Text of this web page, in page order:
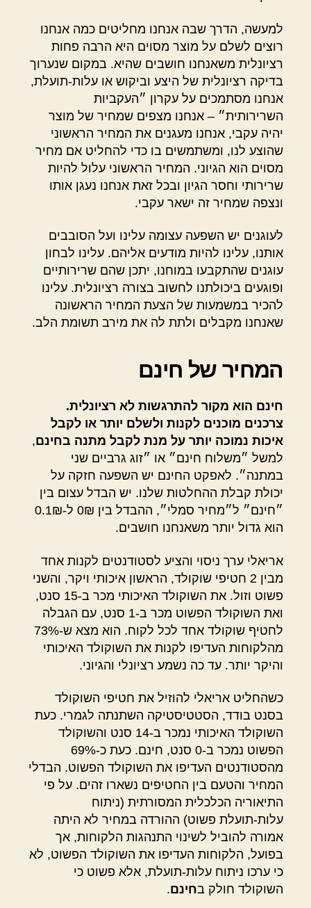
למעשה, הדרך שבה אנחנו מחליטים כמה אנחנו
רוצים לשלם על מוצר מסוים היא הרבה פחות
רציונלית משאנחנו חושבים שהיא. במקום שנערוך
בדיקה רציונלית של היצע וביקוש או עלות-תועלת,
אנחנו מסתמכים על עקרון ״העקביות
השרירותית״ – אנחנו מצפים שמחיר של מוצר
יהיה עקבי, אנחנו מעגנים את המחיר הראשוני
שהוצע לנו, ומשתמשים בו כדי להחליט אם מחיר
מסוים הוא הגיוני. המחיר הראשוני עלול להיות
שרירותי וחסר הגיון ובכל זאת אנחנו נעגן אותו
ונצפה שמחיר זה ישאר עקבי.
לעוגנים יש השפעה עצומה עלינו ועל הסובבים
אותנו, עלינו להיות מודעים אליהם. עלינו לבחון
עוגנים שהתקבעו במוחנו, יתכן שהם שרירותיים
ופוגעים ביכולתנו לחשוב בצורה רציונלית. עלינו
להכיר במשמעות של הצעת המחיר הראשונה
שאנחנו מקבלים ולתת לה את מירב תשומת הלב.
המחיר של חינם
חינם הוא מקור להתרגשות לא רציונלית.
צרכנים מוכנים לקנות ולשלם יותר או לקבל
איכות נמוכה יותר על מנת לקבל מתנה בחינם,
למשל ״משלוח חינם״ או ״זוג גרביים שני
במתנה״. לאפקט החינם יש השפעה חזקה על
יכולת קבלת ההחלטות שלנו. יש הבדל עצום בין
״חינם״ ל״מחיר סמלי״, ההבדל בין 0₪ ל-0.1₪
הוא גדול יותר משאנחנו חושבים.
אריאלי ערך ניסוי והציע לסטודנטים לקנות אחד
מבין 2 חטיפי שוקולד, הראשון איכותי ויקר, והשני
פשוט וזול. את השוקולד האיכותי מכר ב-15 סנט,
ואת השוקולד הפשוט מכר ב-1 סנט, עם הגבלה
לחטיף שוקולד אחד לכל לקוח. הוא מצא ש-73%
מהלקוחות העדיפו לקנות את השוקולד האיכותי
והיקר יותר. עד כה נשמע רציונלי והגיוני.
כשהחליט אריאלי להוזיל את חטיפי השוקולד
בסנט בודד, הסטטיסטיקה השתנתה לגמרי. כעת
השוקולד האיכותי נמכר ב-14 סנט והשוקולד
הפשוט נמכר ב-0 סנט, חינם. כעת כ-69%
מהסטודנטים העדיפו את השוקולד הפשוט. הבדלי
המחיר והטעם בין החטיפים נשארו זהים. על פי
התיאוריה הכלכלית המסורתית (ניתוח
עלות-תועלת פשוט) ההורדה במחיר לא היתה
אמורה להוביל לשינוי התנהגות הלקוחות, אך
בפועל, הלקוחות העדיפו את השוקולד הפשוט, לא
כי ערכו ניתוח עלות-תועלת, אלא פשוט כי
השוקולד חולק בחינם.